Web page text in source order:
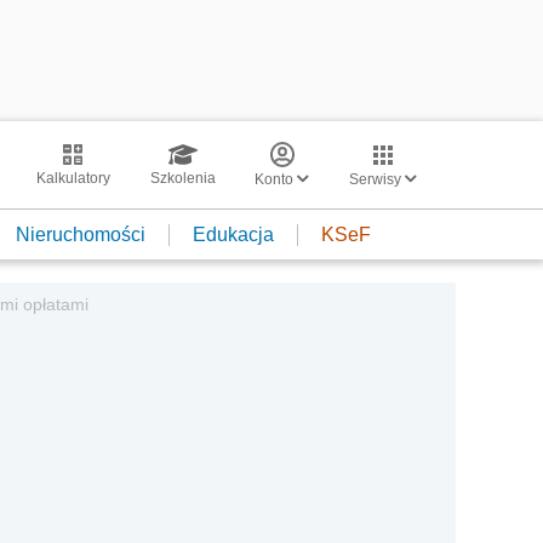
Kalkulatory Szkolenia Konto Serwisy
Nieruchomości Edukacja KSeF
opłatami